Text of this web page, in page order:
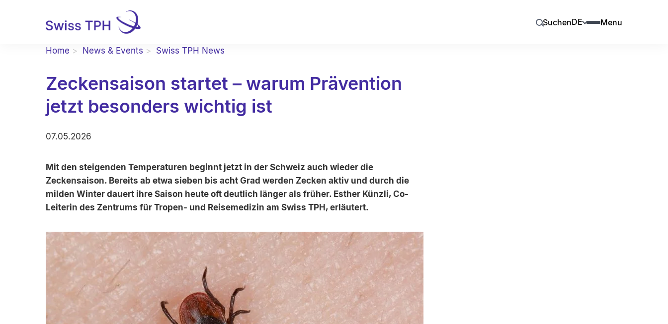
SuchenDE Menu
Home News & Events Swiss TPH News
Zeckensaison startet – warum Prävention
jetzt besonders wichtig ist
07.05.2026
Mit den steigenden Temperaturen beginnt jetzt in der Schweiz auch wieder die
Zeckensaison. Bereits ab etwa sieben bis acht Grad werden Zecken aktiv und durch die
milden Winter dauert ihre Saison heute oft deutlich länger als früher. Esther Künzli, Co-
Leiterin des Zentrums für Tropen- und Reisemedizin am Swiss TPH, erläutert.